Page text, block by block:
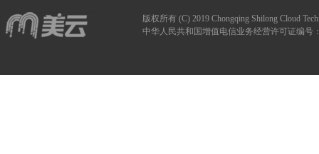
版权所有 (C) 2019 Chongqing Shilong Cloud
中华人民共和国增值电信业务经营许可证编号